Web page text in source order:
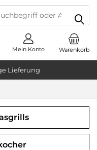
Lieferung
Warenkorb
Mein Konto